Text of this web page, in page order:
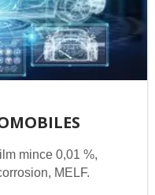
mince 0,01 %,
MELF.